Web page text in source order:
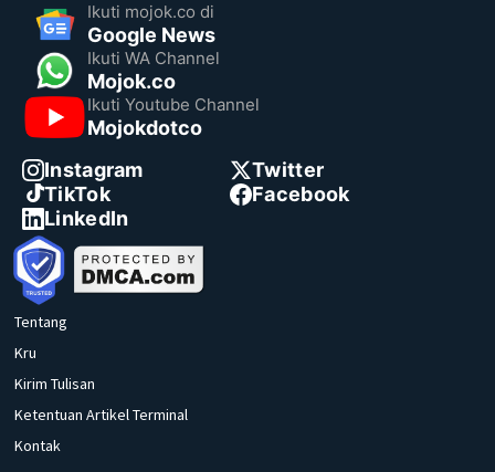
Ikuti mojok.co di
Google News
Ikuti WA Channel
Mojok.co
Ikuti Youtube Channel
Mojokdotco
Instagram
Twitter
TikTok
Facebook
LinkedIn
Tentang
Kru
Kirim Tulisan
Ketentuan Artikel Terminal
Kontak